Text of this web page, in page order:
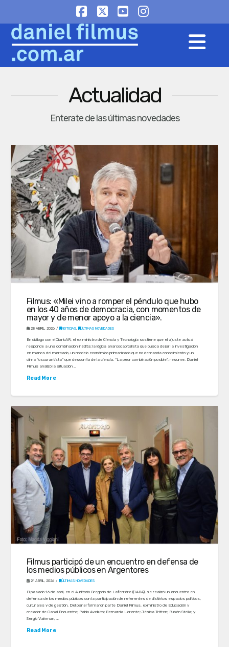
Facebook
X YouTube
Instagram
Actualidad
Enterate de las últimas novedades
Filmus: «Milei vino a romper el péndulo que hubo
en los 40 años de democracia, con momentos de
mayor y de menor apoyo a la ciencia».
28 ABRIL, 2026 NOTICIAS, ÚLTIMAS NOVEDADES
En diálogo con elDiarioAR, el ex ministro de Ciencia y Tecnología sostiene que el ajuste actual
responde a una combinación inédita: la lógica anarcocapitalista que busca dejar la investigación
en manos del mercado, un modelo económico primarizado que no demanda conocimiento y un
clima “oscurantista” que desconfía de la ciencia. “La peor combinación posible”, resume. Daniel
Filmus analizó la situación …
Read More
Filmus participó de un encuentro en defensa de
los medios públicos en Argentores
21 ABRIL, 2026 ÚLTIMAS NOVEDADES
El pasado 16 de abril, en el Auditorio Gregorio de Laferrère (CABA), se realizó un encuentro en
defensa de los medios públicos con la participación de referentes de distintos espacios políticos,
culturales y de gestión. Del panel formaron parte Daniel Filmus, exministro de Educación y
creador de Canal Encuentro; Pablo Avelluto; Bernarda Llorente; Jésica Tritten; Rubén Stella; y
Sergio Vainman, …
Read More